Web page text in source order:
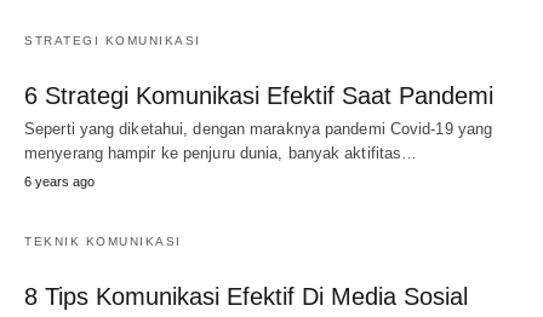
STRATEGI KOMUNIKASI
6 Strategi Komunikasi Efektif Saat Pandemi
Seperti yang diketahui, dengan maraknya pandemi Covid-19 yang
menyerang hampir ke penjuru dunia, banyak aktifitas…
6 years ago
TEKNIK KOMUNIKASI
8 Tips Komunikasi Efektif Di Media Sosial